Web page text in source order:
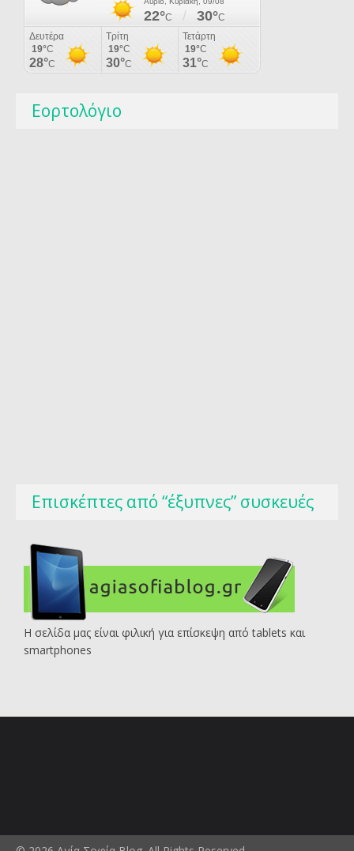
Εορτολόγιο
Επισκέπτες από “έξυπνες” συσκευές
Η σελίδα μας είναι φιλική για επίσκεψη από tablets και
smartphones